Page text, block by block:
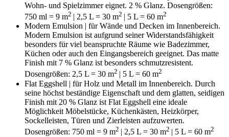
Wohn- und Spielzimmer eignet. 2 % Glanz. Dosengrößen:
750 ml = 9 m2 | 2,5 L = 30 m2 | 5 L = 60 m2
Modern Emulsion | für Wände und Decken im Innenbereich.
Modern Emulsion ist aufgrund seiner Widerstandsfähigkeit
besonders für viel beanspruchte Räume wie Badezimmer,
Küchen oder auch den Eingangsbereich geeignet. Das matte
Finish mit 7 % Glanz ist besonders schmutzresistent.
Dosengrößen: 2,5 L = 30 m2 | 5 L = 60 m2
Flat Eggshell | für Holz und Metall im Innenbereich. Durch
seine höchst beständige Eigenschaft und dem glatten, seidigen
Finish mit 20 % Glanz ist Flat Eggshell eine ideale
Möglichkeit Möbelstücke, Küchenkästen, Heizkörper,
Sockelleisten, Türen und Zierleisten aufzuwerten.
Dosengrößen: 750 ml = 9 m2 | 2,5 L = 30 m2 | 5 L = 60 m2